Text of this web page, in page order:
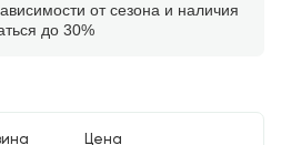
от сезона и наличия
до 30%
Цена